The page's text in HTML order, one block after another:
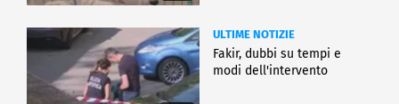
ULTIME NOTIZIE
Fakir, dubbi su tempi e
modi dell'intervento